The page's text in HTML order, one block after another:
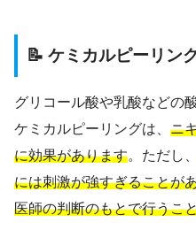
📝 ケミカルピーリン
グリコール酸や乳酸などの
ケミカルピーリングは、 ニ
に効果があります。ただし、
には刺激が強すぎることが
医師の判断のもとで行うこ